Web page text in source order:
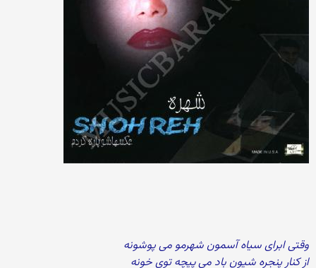
وقتی ابرای سیاه آسمون شهرمو می پوشونه
از کنار پنجره شیون باد می پیچه توی خونه